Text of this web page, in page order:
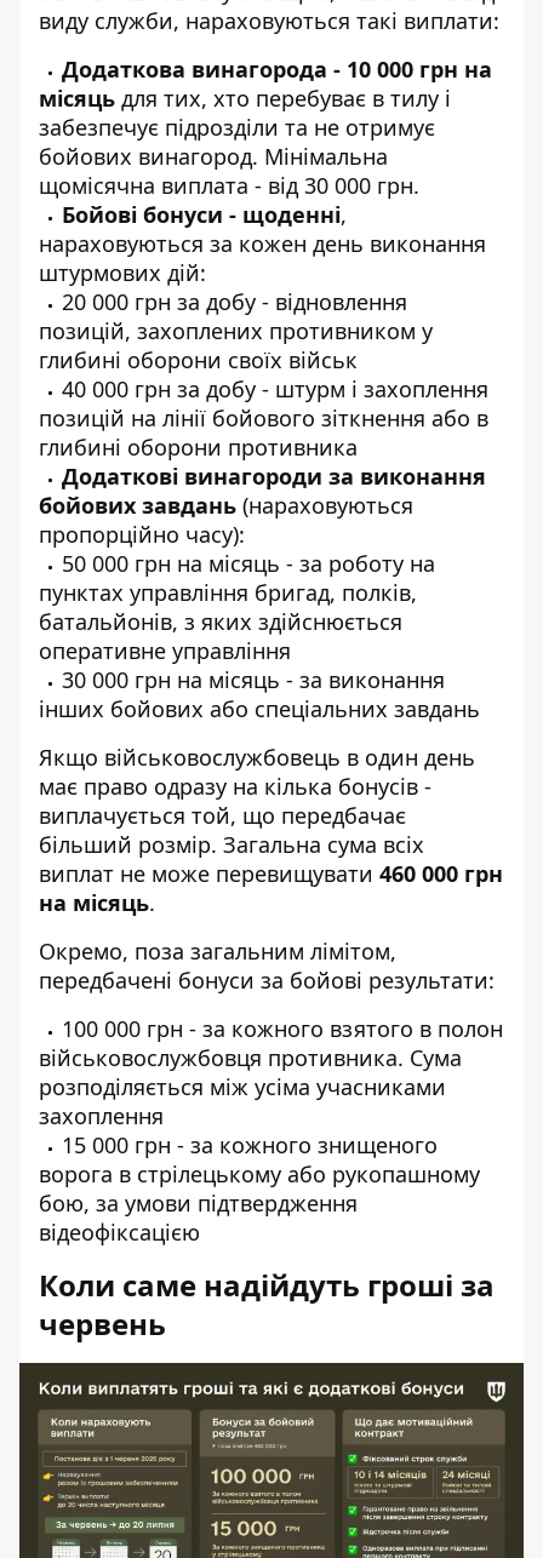
виду служби, нараховуються такі виплати:
Додаткова винагорода - 10 000 грн на
місяць для тих, хто перебуває в тилу і
забезпечує підрозділи та не отримує
бойових винагород. Мінімальна
щомісячна виплата - від 30 000 грн.
Бойові бонуси - щоденні,
нараховуються за кожен день виконання
штурмових дій:
20 000 грн за добу - відновлення
позицій, захоплених противником у
глибині оборони своїх військ
40 000 грн за добу - штурм і захоплення
позицій на лінії бойового зіткнення або в
глибині оборони противника
Додаткові винагороди за виконання
бойових завдань (нараховуються
пропорційно часу):
50 000 грн на місяць - за роботу на
пунктах управління бригад, полків,
батальйонів, з яких здійснюється
оперативне управління
30 000 грн на місяць - за виконання
інших бойових або спеціальних завдань
Якщо військовослужбовець в один день
має право одразу на кілька бонусів -
виплачується той, що передбачає
більший розмір. Загальна сума всіх
виплат не може перевищувати 460 000 грн
на місяць.
Окремо, поза загальним лімітом,
передбачені бонуси за бойові результати:
100 000 грн - за кожного взятого в полон
військовослужбовця противника. Сума
розподіляється між усіма учасниками
захоплення
15 000 грн - за кожного знищеного
ворога в стрілецькому або рукопашному
бою, за умови підтвердження
відеофіксацією
Коли саме надійдуть гроші за
червень